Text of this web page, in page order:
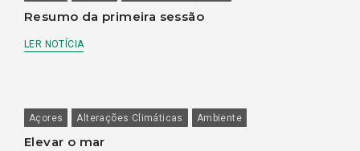
Resumo da primeira sessão
LER NOTÍCIA
Açores Alterações Climáticas Ambiente
Elevar o mar